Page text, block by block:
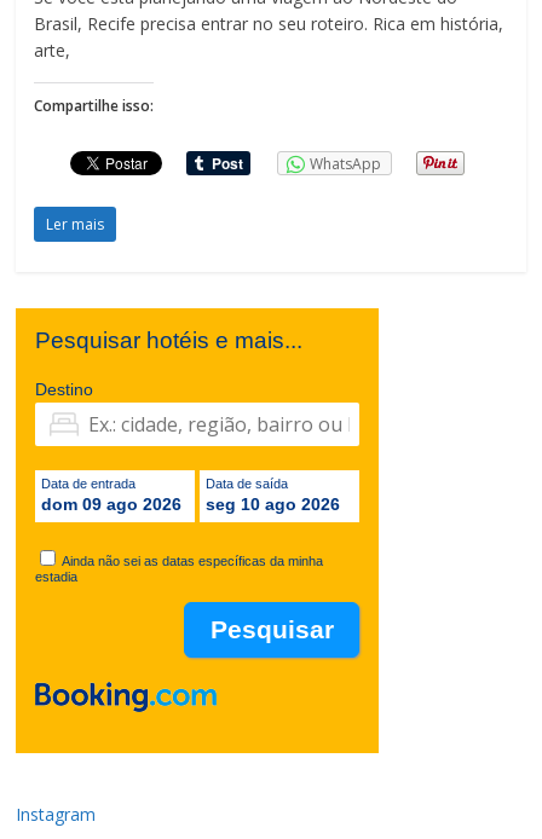
Brasil, Recife precisa entrar no seu roteiro. Rica em história,
arte,
Compartilhe isso:
WhatsApp
Ler mais
Pesquisar hotéis e mais...
Destino
Data de entrada
dom 09 ago 2026
Data de saída
seg 10 ago 2026
Ainda não sei as datas específicas da minha
estadia
Instagram